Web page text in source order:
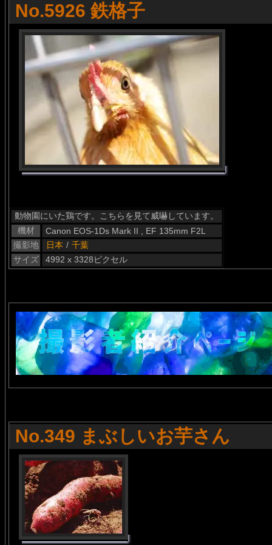
No.5926 鉄格子
動物園にいた鶏です。こちらを見て威嚇しています。
機材
Canon EOS-1Ds Mark II , EF 135mm F2L
撮影地
日本 / 千葉
サイズ
4992 x 3328ピクセル
No.349 まぶしいお芋さん